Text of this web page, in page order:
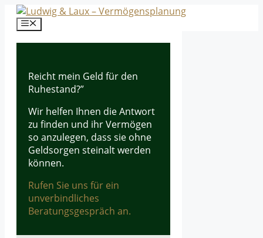
Zum
Inhalt
Menü
Reicht mein Geld für den
Ruhestand?”
Wir helfen Ihnen die Antwort
zu finden und ihr Vermögen
so anzulegen, dass sie ohne
Geldsorgen steinalt werden
können.
Rufen Sie uns für ein
unverbindliches
Beratungsgespräch an.